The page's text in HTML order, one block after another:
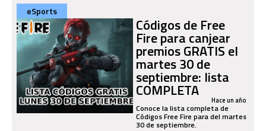
eSports
Códigos de Free
Fire para canjear
premios GRATIS el
martes 30 de
septiembre: lista
COMPLETA Hace un año
Conoce la lista completa de
Códigos Free Fire para del martes
30 de septiembre.